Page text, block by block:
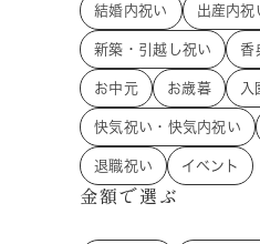
結婚内祝い 出産内祝
新築・引越し祝い 香
お中元 お歳暮
快気祝い・快気内祝い
退職祝い イベント
金額で選ぶ